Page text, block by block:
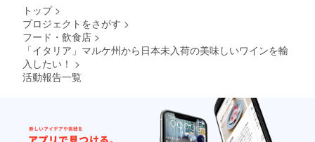
トップ >
プロジェクトをさがす >
フード・飲食店 >
「イタリア」マルケ州から日本未入荷の美味しいワインを輸
入したい！ >
活動報告一覧